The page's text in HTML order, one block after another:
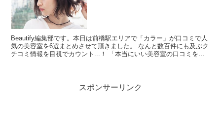
Beautify編集部です。本日は前橋駅エリアで「カラー」が口コミで人
気の美容室を6選まとめさせて頂きました。 なんと数百件にも及ぶク
チコミ情報を目視でカウント...！ 「本当にいい美容室の口コミを探
スポンサーリンク